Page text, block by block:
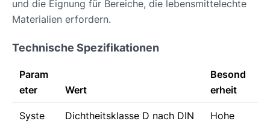
und die Eignung für Bereiche, die lebensmittelechte
Materialien erfordern.
Technische Spezifikationen
Param
eter
Wert
Besond
erheit
Syste
Dichtheitsklasse D nach DIN
Hohe